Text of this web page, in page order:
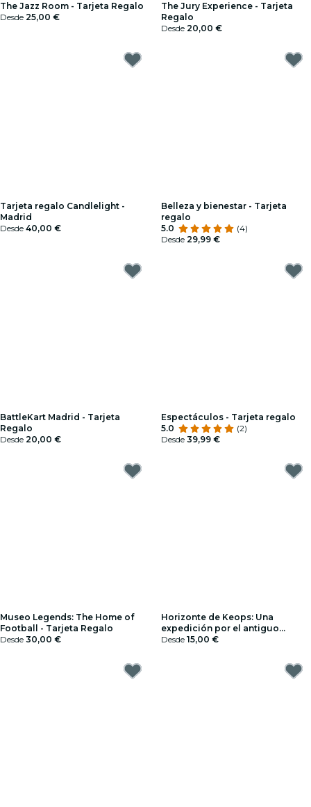
The Jazz Room - Tarjeta Regalo
Desde 25,00 €
The Jury Experience - Tarjeta
Regalo
Desde 20,00 €
Tarjeta regalo Candlelight -
Madrid
Desde 40,00 €
Belleza y bienestar - Tarjeta
regalo
5.0
(4)
Desde 29,99 €
BattleKart Madrid - Tarjeta
Regalo
Desde 20,00 €
Espectáculos - Tarjeta regalo
5.0
(2)
Desde 39,99 €
Museo Legends: The Home of
Football - Tarjeta Regalo
Desde 30,00 €
Horizonte de Keops: Una
expedición por el antiguo
Egipto - Tarjeta Regalo
Desde 15,00 €